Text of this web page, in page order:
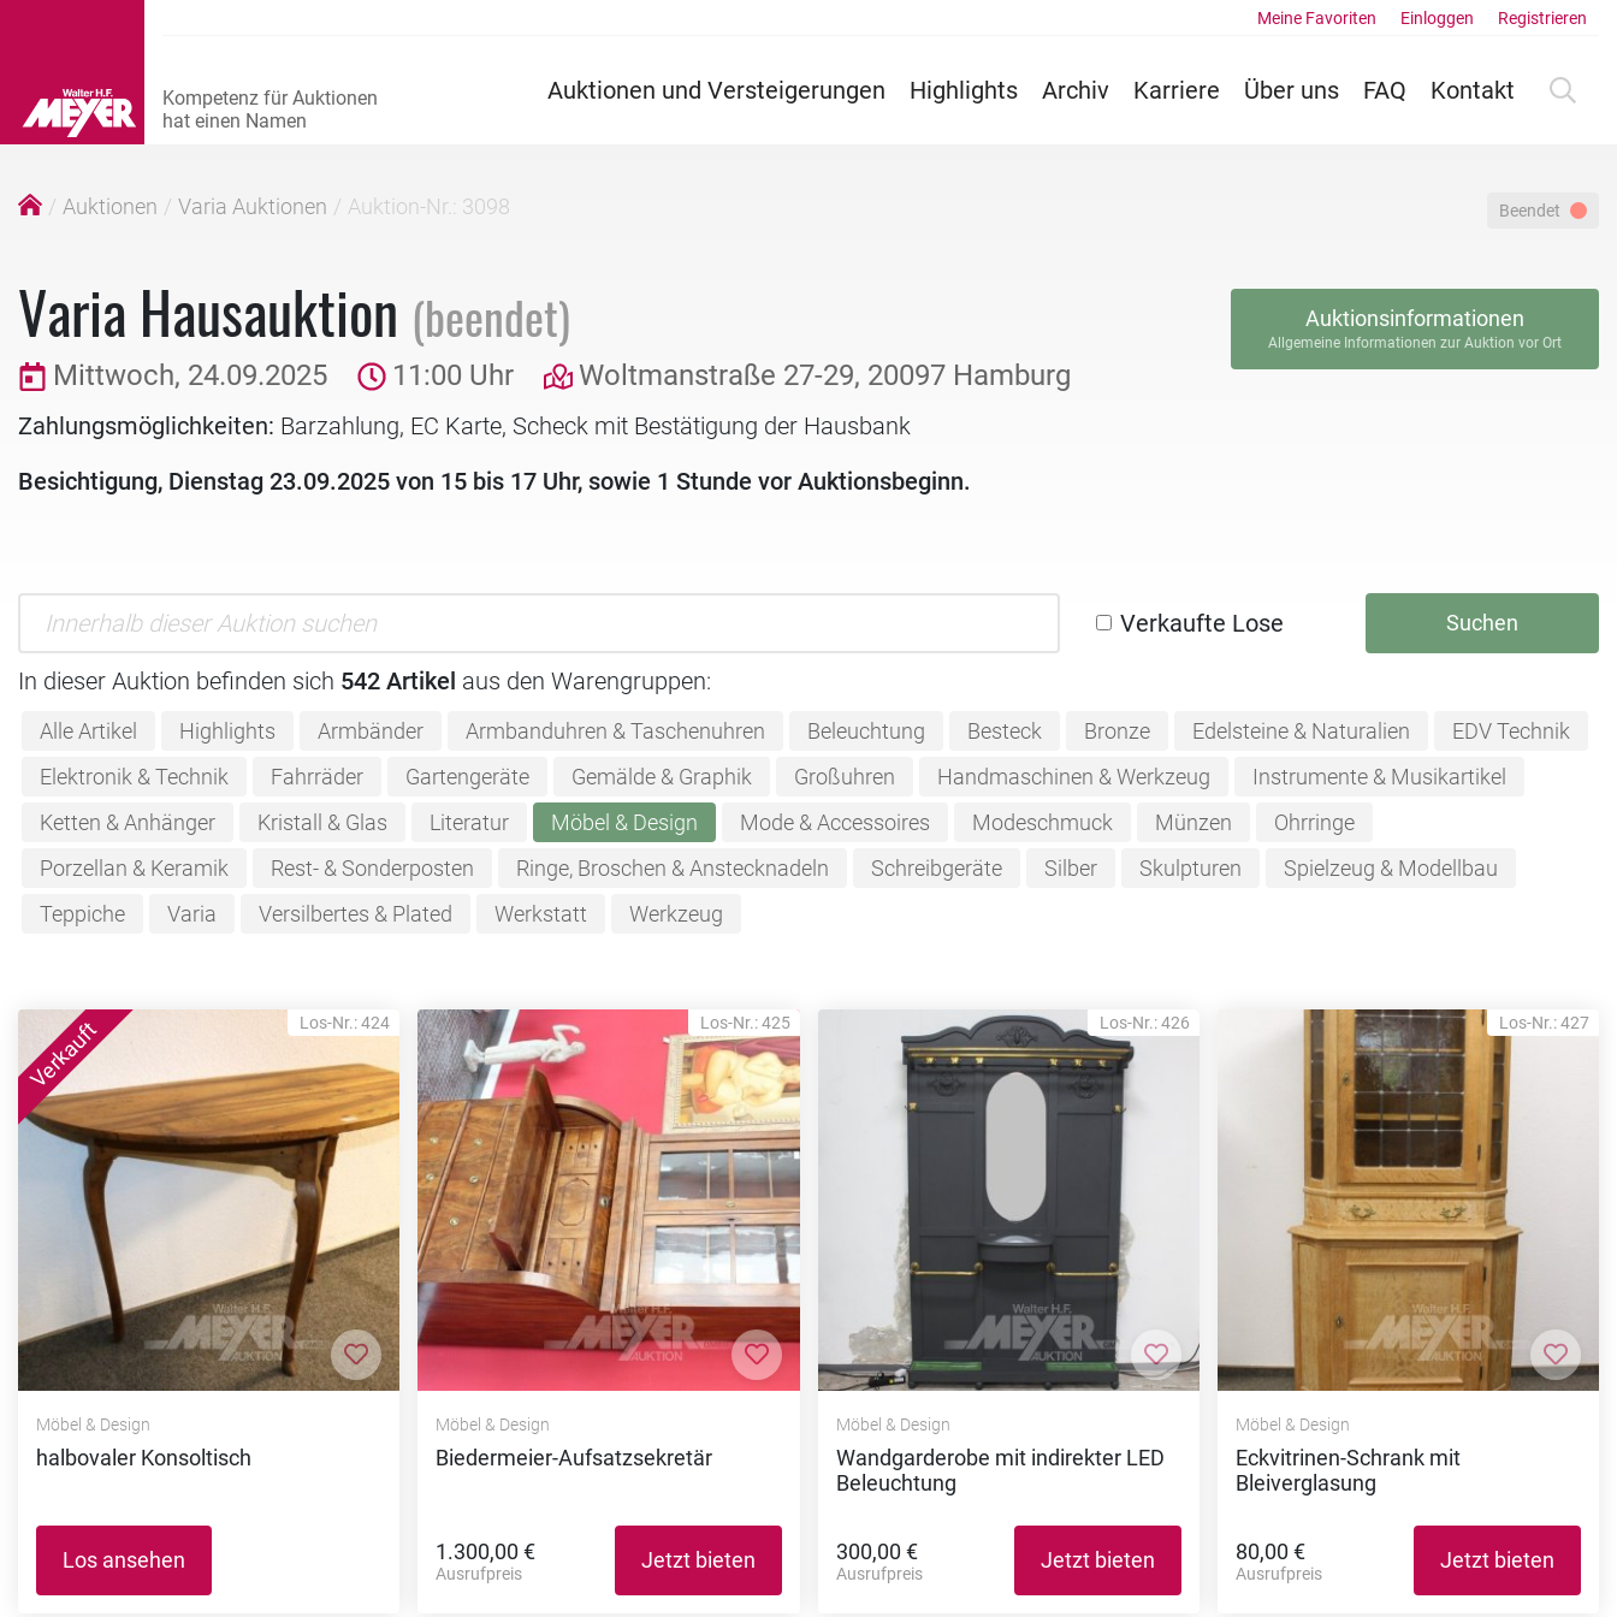
Auktionen und Versteigerungen Highlights Archiv Karriere Über uns FAQ Kontakt
Meine Favoriten Einloggen Registrieren
Auktionen Varia Auktionen Auktion-Nr.: 3098 Beendet
Varia Hausauktion (beendet)
Mittwoch, 24.09.2025 11:00 Uhr Woltmanstraße 27-29, 20097 Hamburg
Zahlungsmöglichkeiten: Barzahlung, EC Karte, Scheck mit Bestätigung der Hausbank
Besichtigung, Dienstag 23.09.2025 von 15 bis 17 Uhr, sowie 1 Stunde vor Auktionsbeginn.
Auktionsinformationen
Allgemeine Informationen zur Auktion vor Ort
Verkaufte Lose Suchen
In dieser Auktion befinden sich 542 Artikel aus den Warengruppen:
Alle Artikel Highlights Armbänder Armbanduhren & Taschenuhren Beleuchtung Besteck Bronze Edelsteine & Naturalien
EDV Technik
Elektronik & Technik
Fahrräder Gartengeräte Gemälde & Graphik Großuhren Handmaschinen & Werkzeug
Instrumente & Musikartikel
Ketten & Anhänger
Kristall & Glas Literatur Möbel & Design Mode & Accessoires Modeschmuck Münzen
Ohrringe
Porzellan & Keramik
Rest- & Sonderposten Ringe, Broschen & Anstecknadeln Schreibgeräte Silber Skulpturen
Spielzeug & Modellbau
Teppiche
Varia Versilbertes & Plated Werkstatt Werkzeug
Los-Nr.: 424
Zur Merkliste hinzufügen
Möbel & Design
halbovaler Konsoltisch
Los ansehen
Los-Nr.: 425
Zur Merkliste hinzufügen
Möbel & Design
Biedermeier-Aufsatzsekretär
1.300,00 €
Ausrufpreis
Jetzt bieten
Los-Nr.: 426
Zur Merkliste hinzufügen
Möbel & Design
Wandgarderobe mit indirekter LED
Beleuchtung
300,00 €
Ausrufpreis
Jetzt bieten
Los-Nr.: 427
Zur
Möbel & Design
Eckvitrinen-Schrank mit
Bleiverglasung
80,00 €
Ausrufpreis
Jetzt bieten